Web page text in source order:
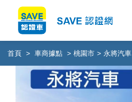
首頁 > 車商據點 > 桃園市 > 永將汽車